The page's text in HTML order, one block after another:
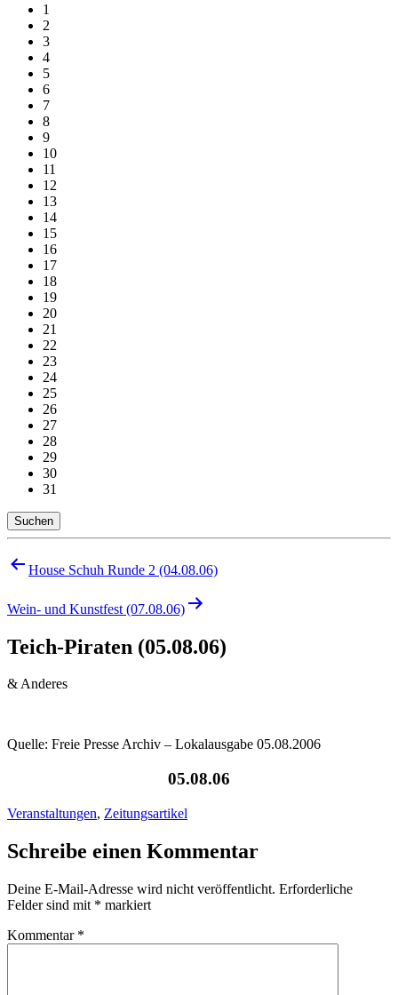
1
2
3
4
5
6
7
8
9
10
11
12
13
14
15
16
17
18
19
20
21
22
23
24
25
26
27
28
29
30
31
Suchen
Beitragsnavigation
House Schuh Runde 2 (04.08.06)
Wein- und Kunstfest (07.08.06)
Teich-Piraten (05.08.06)
& Anderes
Quelle: Freie Presse Archiv – Lokalausgabe 05.08.2006
05.08.06
Veranstaltungen, Zeitungsartikel
Schreibe einen Kommentar
Deine E-Mail-Adresse wird nicht veröffentlicht. Erforderliche
Felder sind mit * markiert
Kommentar *